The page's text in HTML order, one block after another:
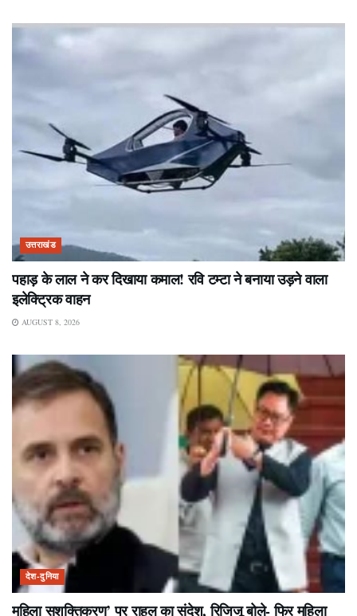
उत्तराखंड
पहाड़ के लाल ने कर दिखाया कमाल! रवि टम्टा ने बनाया उड़ने वाला
इलेक्ट्रिक वाहन
AUGUST 8, 2026
देश-दुनिया
महिला सशक्तिकरण’ पर राहुल का संदेश, रिजिजू बोले- फिर महिला